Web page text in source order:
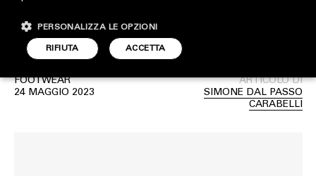
STYLE
FOOTWEAR
ACCESSORIES
CMFT 2
FOOTWEAR
24 MAGGIO 2023
ARTICOLO DI
SIMONE DAL PASSO
CARABELLI
ACCETTA
RIFIUTA
PERSONALIZZA LE OPZIONI